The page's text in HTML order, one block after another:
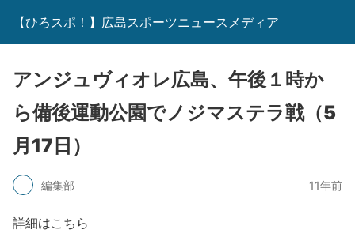
【ひろスポ！】広島スポーツニュースメディア
アンジュヴィオレ広島、午後１時か
ら備後運動公園でノジマステラ戦（5
月17日）
編集部 11年前
詳細はこちら